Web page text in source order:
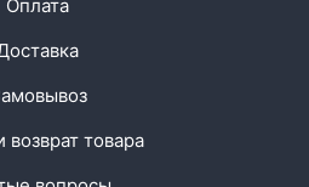
Оплата
товара